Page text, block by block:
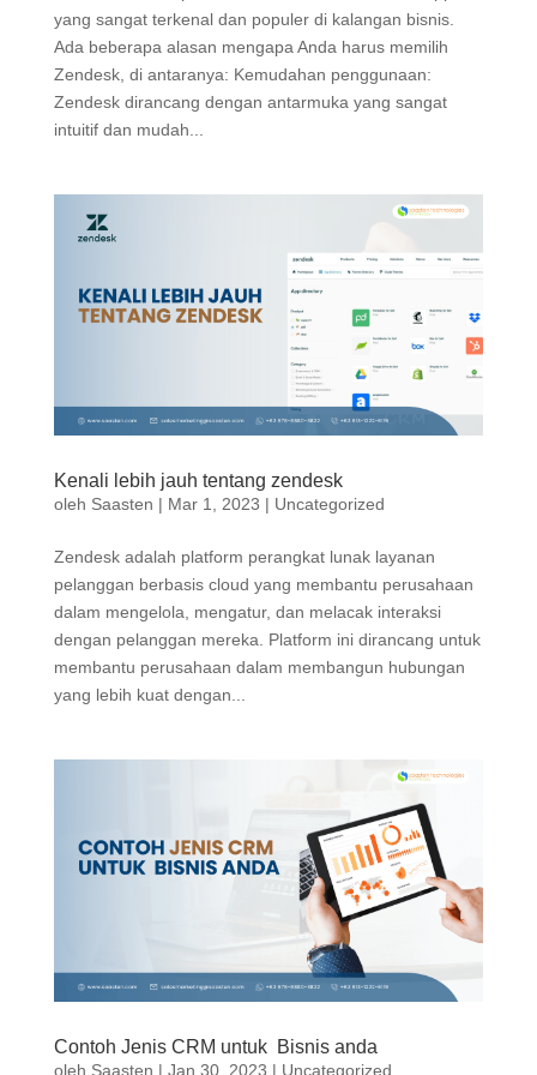
yang sangat terkenal dan populer di kalangan bisnis.
Ada beberapa alasan mengapa Anda harus memilih
Zendesk, di antaranya: Kemudahan penggunaan:
Zendesk dirancang dengan antarmuka yang sangat
intuitif dan mudah...
Kenali lebih jauh tentang zendesk
oleh Saasten | Mar 1, 2023 | Uncategorized
Zendesk adalah platform perangkat lunak layanan
pelanggan berbasis cloud yang membantu perusahaan
dalam mengelola, mengatur, dan melacak interaksi
dengan pelanggan mereka. Platform ini dirancang untuk
membantu perusahaan dalam membangun hubungan
yang lebih kuat dengan...
Contoh Jenis CRM untuk Bisnis anda
oleh Saasten | Jan 30, 2023 | Uncategorized